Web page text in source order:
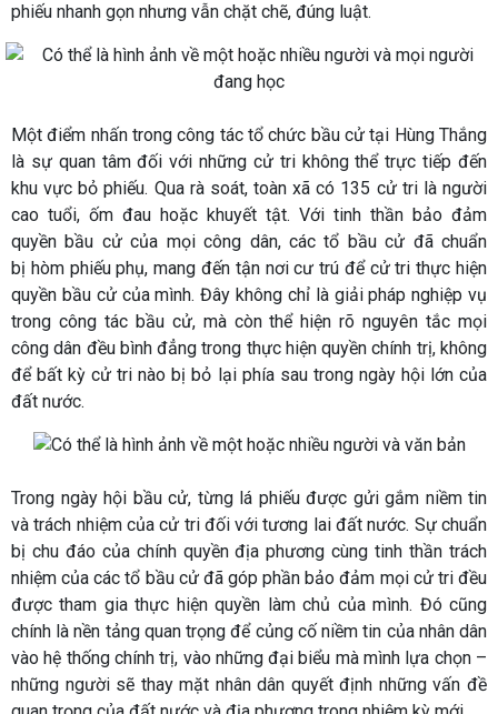
phiếu nhanh gọn nhưng vẫn chặt chẽ, đúng luật.
Một điểm nhấn trong công tác tổ chức bầu cử tại Hùng Thắng
là sự quan tâm đối với những cử tri không thể trực tiếp đến
khu vực bỏ phiếu. Qua rà soát, toàn xã có 135 cử tri là người
cao tuổi, ốm đau hoặc khuyết tật. Với tinh thần bảo đảm
quyền bầu cử của mọi công dân, các tổ bầu cử đã chuẩn
bị hòm phiếu phụ, mang đến tận nơi cư trú để cử tri thực hiện
quyền bầu cử của mình. Đây không chỉ là giải pháp nghiệp vụ
trong công tác bầu cử, mà còn thể hiện rõ nguyên tắc mọi
công dân đều bình đẳng trong thực hiện quyền chính trị, không
để bất kỳ cử tri nào bị bỏ lại phía sau trong ngày hội lớn của
đất nước.
Trong ngày hội bầu cử, từng lá phiếu được gửi gắm niềm tin
và trách nhiệm của cử tri đối với tương lai đất nước. Sự chuẩn
bị chu đáo của chính quyền địa phương cùng tinh thần trách
nhiệm của các tổ bầu cử đã góp phần bảo đảm mọi cử tri đều
được tham gia thực hiện quyền làm chủ của mình. Đó cũng
chính là nền tảng quan trọng để củng cố niềm tin của nhân dân
vào hệ thống chính trị, vào những đại biểu mà mình lựa chọn –
những người sẽ thay mặt nhân dân quyết định những vấn đề